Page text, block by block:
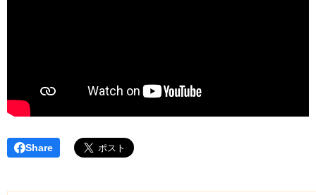
Share